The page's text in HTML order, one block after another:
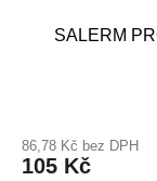
SALERM
86,78 Kč bez DPH
105 Kč